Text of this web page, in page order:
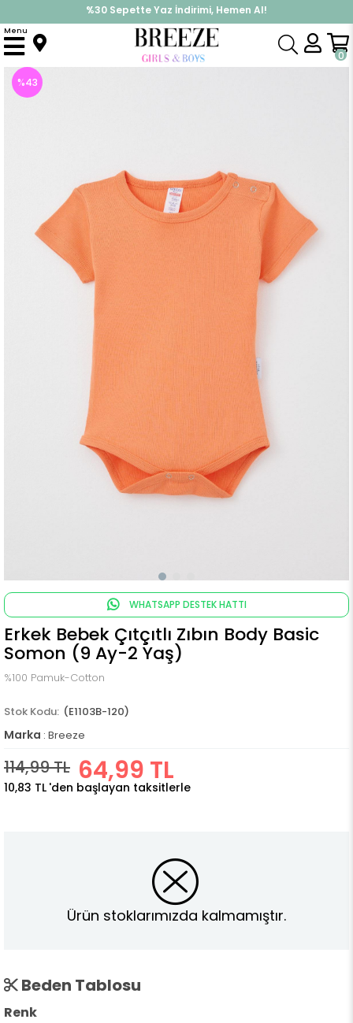
%30 Sepette Yaz İndirimi, Hemen Al!
İndirimlere ek %10 İndirimi Kap, Hemen Üye Ol!
0
Menu
Anasayfa Pijama & İç Giyim ERKEK Zıbın Erkek Bebek Çıtçıtlı Zıbın Body Basic Somon (9 Ay-2 Yaş)
%43
WHATSAPP DESTEK HATTI
Erkek Bebek Çıtçıtlı Zıbın Body Basic
Somon (9 Ay-2 Yaş)
%100 Pamuk-Cotton
(E1103B-120)
Marka : Breeze
114,99 TL 64,99 TL
10,83 TL 'den başlayan taksitlerle
Ürün stoklarımızda kalmamıştır.
Beden Tablosu
Renk